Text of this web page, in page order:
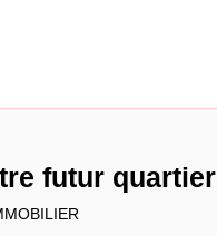
futur quartier